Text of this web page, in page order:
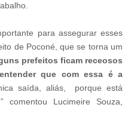
para assegurar esses
de Poconé, que se torna um
prefeitos ficam receosos
que com essa é a
saída, aliás, porque está
comentou Lucimeire Souza,